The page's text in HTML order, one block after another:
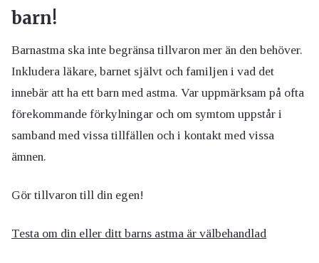
barn!
Barnastma ska inte begränsa tillvaron mer än den behöver.
Inkludera läkare, barnet självt och familjen i vad det
innebär att ha ett barn med astma. Var uppmärksam på ofta
förekommande förkylningar och om symtom uppstår i
samband med vissa tillfällen och i kontakt med vissa
ämnen.
Gör tillvaron till din egen!
Testa om din eller ditt barns astma är välbehandlad